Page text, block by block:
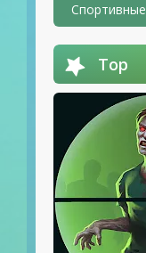
Спортивные
Top